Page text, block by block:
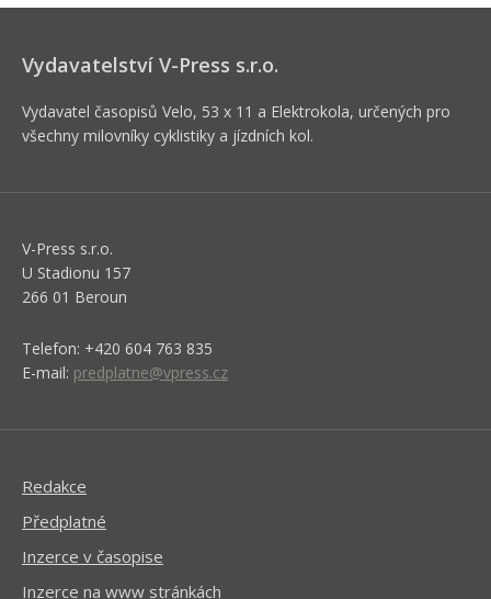
Vydavatelství V-Press s.r.o.
Vydavatel časopisů Velo, 53 x 11 a Elektrokola, určených pro
všechny milovníky cyklistiky a jízdních kol.
V-Press s.r.o.
U Stadionu 157
266 01 Beroun
Telefon: +420 604 763 835
E-mail: predplatne@vpress.cz
Redakce
Předplatné
Inzerce v časopise
Inzerce na www stránkách